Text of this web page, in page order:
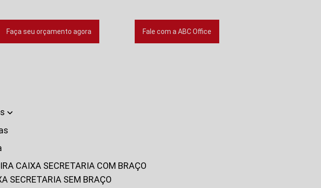
Faça seu orçamento agora Fale com a ABC Office
CAIXA SECRETARIA COM BRAÇO
SECRETARIA SEM BRAÇO